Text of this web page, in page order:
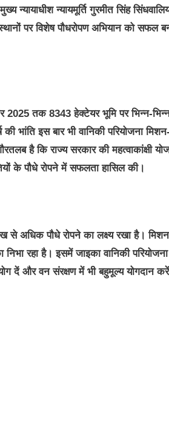
न्यायमूर्ति गुरमीत सिंह
पर विशेष पौधरोपण अभियान को सफल
2025 तक 8343 हेक्टेयर भूमि पर भिन्न-
भांति इस बार भी वानिकी परियोजना
है कि राज्य सरकार की महत्वाकांक्षी
के पौधे रोपने में सफलता हासिल की।
से अधिक पौधे रोपने का लक्ष्य रखा है।
रहा है। इसमें जाइका वानिकी परियोजना
दें और वन संरक्षण में भी बहुमूल्य योगदान